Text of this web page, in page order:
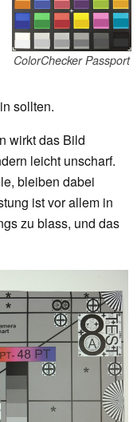
ColorChecker Passport
sollten.
wirkt das Bild
leicht unscharf.
bleiben dabei
ist vor allem in
zu blass, und das